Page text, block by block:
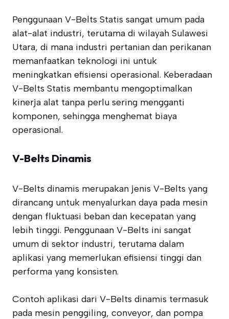
Penggunaan V-Belts Statis sangat umum pada
alat-alat industri, terutama di wilayah Sulawesi
Utara, di mana industri pertanian dan perikanan
memanfaatkan teknologi ini untuk
meningkatkan efisiensi operasional. Keberadaan
V-Belts Statis membantu mengoptimalkan
kinerja alat tanpa perlu sering mengganti
komponen, sehingga menghemat biaya
operasional.
V-Belts Dinamis
V-Belts dinamis merupakan jenis V-Belts yang
dirancang untuk menyalurkan daya pada mesin
dengan fluktuasi beban dan kecepatan yang
lebih tinggi. Penggunaan V-Belts ini sangat
umum di sektor industri, terutama dalam
aplikasi yang memerlukan efisiensi tinggi dan
performa yang konsisten.
Contoh aplikasi dari V-Belts dinamis termasuk
pada mesin penggiling, conveyor, dan pompa